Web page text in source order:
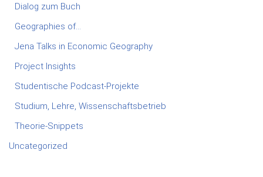
Dialog zum Buch
Geographies of…
Jena Talks in Economic Geography
Project Insights
Studentische Podcast-Projekte
Studium, Lehre, Wissenschaftsbetrieb
Theorie-Snippets
Uncategorized